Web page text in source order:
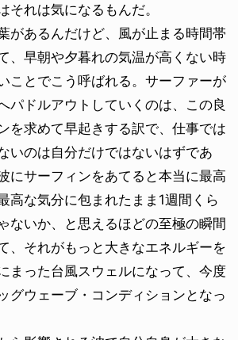
それは気になるもんだ。
があるんだけど、風が止まる時間帯
、早朝や夕暮れの気温が高くない時
ことでこう呼ばれる。サーファーが
パドルアウトしていくのは、この良
を求めて早起きする訳で、仕事では
いのは自分だけではないはずであ
にサーフィンをあてると本当に最高
高な気分に包まれたまま1週間くら
ないか、と思えるほどの至極の瞬間
、それがもっと大きなエネルギーを
まった台風スウェルになって、今度
グウェーブ・コンディションとなっ